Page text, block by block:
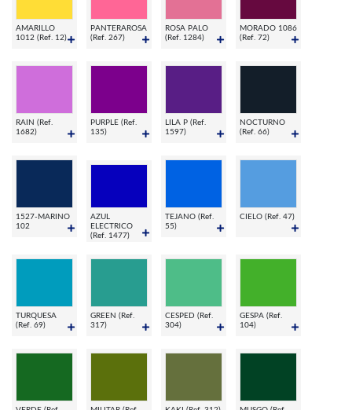
AMARILLO
1012 (Ref. 12)
PANTERAROSA
(Ref. 267)
ROSA PALO
(Ref. 1284)
MORADO 1086
(Ref. 72)
RAIN (Ref.
1682)
PURPLE (Ref.
135)
LILA P (Ref.
1597)
NOCTURNO
(Ref. 66)
1527-MARINO
102
AZUL
ELECTRICO
(Ref. 1477)
TEJANO (Ref.
55)
CIELO (Ref. 47)
TURQUESA
(Ref. 69)
GREEN (Ref.
317)
CESPED (Ref.
304)
GESPA (Ref.
104)